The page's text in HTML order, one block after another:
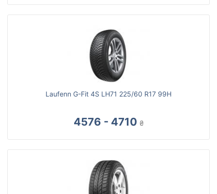
Laufenn G-Fit 4S LH71 225/60 R17 99H
4576 - 4710 ₴